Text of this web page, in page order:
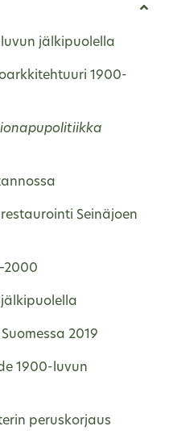
jälkipuolella
1900-
Seinäjoen
2019
1900-luvun
peruskorjaus